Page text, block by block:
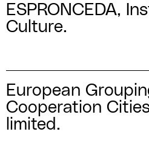
ESPRONCEDA,
Culture.
European
Cooperation
limited.